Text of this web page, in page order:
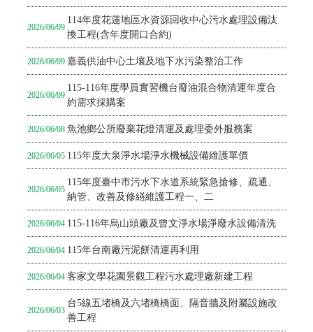
2026/06/09
114年度花蓮地區水資源回收中心污水處理設備汰
換工程(含年度開口合約)
2026/06/09 嘉義供油中心土壤及地下水污染整治工作
2026/06/09
115-116年度學員實習機台廢油混合物清運年度合
約需求採購案
2026/06/08 魚池鄉公所廢棄花燈清運及處理委外服務案
2026/06/05 115年度大泉淨水場淨水機械設備維護單價
2026/06/05
115年度臺中市污水下水道系統緊急搶修、疏通、
納管、改善及修繕維護工程一、二
2026/06/04 115-116年烏山頭廠及曾文淨水場淨廢水設備清洗
2026/06/04 115年台南廠污泥餅清運再利用
2026/06/04 客家文學花園景觀工程污水處理廠新建工程
2026/06/03
台5線五堵橋及六堵橋橋面、隔音牆及附屬設施改
善工程